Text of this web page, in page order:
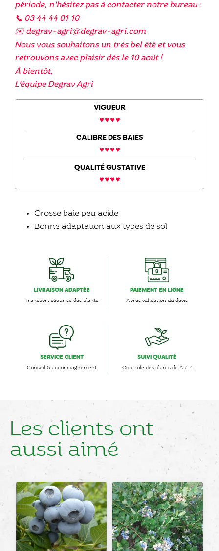
période, n'hésitez pas à contacter notre bureau :
📞 03 44 44 01 10
✉️ degrav-agri@degrav-agri.com
Nous vous souhaitons un très bel été et vous
retrouvons avec plaisir dès le 10 août !
À bientôt,
L'équipe Degrav Agri
VIGUEUR
CALIBRE DES BAIES
QUALITÉ GUSTATIVE
Grosse baie peu acide
Bonne adaptation aux types de sol
LIVRAISON ADAPTÉE
Transport sécurisé des plants
PAIEMENT EN LIGNE
Après validation du devis
SERVICE CLIENT
Conseil & accompagnement
SUIVI QUALITÉ
Contrôle des plants de A à Z
Les clients ont
aussi aimé